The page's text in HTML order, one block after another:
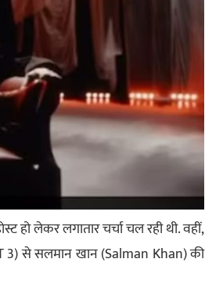
हो लेकर लगातार चर्चा चल रही थी. वहीं,
3) से सलमान खान (Salman Khan) की